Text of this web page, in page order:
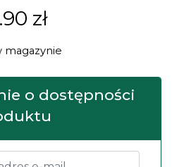
zł
magazynie
o dostępności